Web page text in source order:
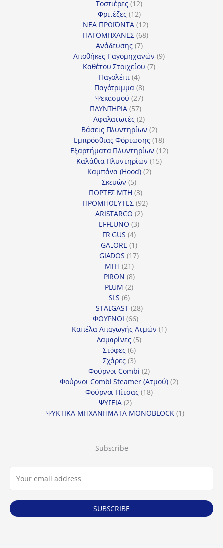
Τοστιέρες 1212
προϊόντα
Φριτέζες 1212
προϊόντα
ΝΕΑ ΠΡΟΪΟΝΤΑ 1212
προϊόντα
ΠΑΓΟΜΗΧΑΝΕΣ 6868
Ανάδευσης 77
προϊόντα
Αποθήκες Παγομηχανών 99
Καθέτου Στοιχείου 77
Παγολέπι 44
προϊόντα
Παγότριμμα 88
προϊόντα
Ψεκασμού 2727
προϊόντα
ΠΛΥΝΤΗΡΙΑ 5757
προϊόντα
Αφαλατωτές 22
προϊόντα
Βάσεις Πλυντηρίων 22
προϊόντα
Εμπρόσθιας Φόρτωσης 1818
προϊόντα
Εξαρτήματα Πλυντηρίων 1212
Καλάθια Πλυντηρίων 1515
Καμπάνα (Hood) 22
Σκευών 55
προϊόντα
ΠΟΡΤΕΣ MTH 33
προϊόντα
ΠΡΟΜΗΘΕΥΤΕΣ 9292
ARISTARCO 22
EFFEUNO 33
FRIGUS 44
προϊόντα
GALORE 11
προϊόν
GIADOS 1717
MTH 2121
προϊόντα
PIRON 88
προϊόντα
PLUM 22
SLS 66
προϊόντα
STALGAST 2828
ΦΟΥΡΝΟΙ 6666
προϊόντα
Καπέλα Απαγωγής Ατμών 11
Λαμαρίνες 55
Στόφες 66
προϊόντα
Σχάρες 33
προϊόντα
Φούρνοι Combi 22
προϊόντα
Φούρνοι Combi Steamer (Ατμού) 22
Φούρνοι Πίτσας 1818
ΨΥΓΕΙΑ 22
προϊόντα
ΨΥΚΤΙΚΑ ΜΗΧΑΝΗΜΑΤΑ MONOBLOCK 11
Subscribe
SUBSCRIBE